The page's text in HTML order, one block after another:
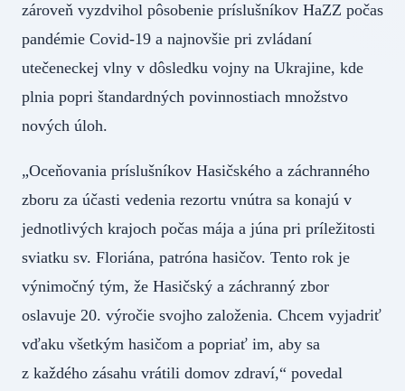
zároveň vyzdvihol pôsobenie príslušníkov HaZZ počas
pandémie Covid-19 a najnovšie pri zvládaní
utečeneckej vlny v dôsledku vojny na Ukrajine, kde
plnia popri štandardných povinnostiach množstvo
nových úloh.
„Oceňovania príslušníkov Hasičského a záchranného
zboru za účasti vedenia rezortu vnútra sa konajú v
jednotlivých krajoch počas mája a júna pri príležitosti
sviatku sv. Floriána, patróna hasičov. Tento rok je
výnimočný tým, že Hasičský a záchranný zbor
oslavuje 20. výročie svojho založenia. Chcem vyjadriť
vďaku všetkým hasičom a popriať im, aby sa
z každého zásahu vrátili domov zdraví,“ povedal